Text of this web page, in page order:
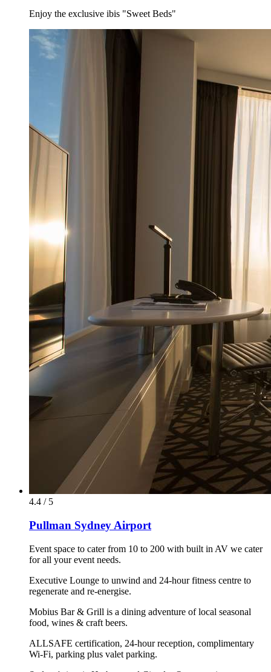
Enjoy the exclusive ibis "Sweet Beds"
4.4 / 5
Pullman Sydney Airport
Event space to cater from 10 to 200 with built in AV we cater
for all your event needs.
Executive Lounge to unwind and 24-hour fitness centre to
regenerate and re-energise.
Mobius Bar & Grill is a dining adventure of local seasonal
food, wines & craft beers.
ALLSAFE certification, 24-hour reception, complimentary
Wi-Fi, parking plus valet parking.